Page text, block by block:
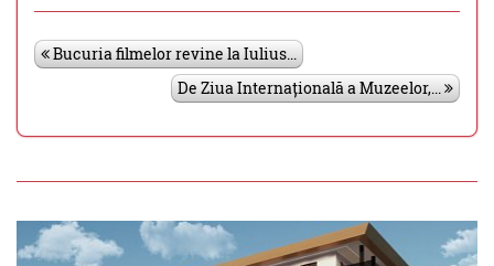
Bucuria filmelor revine la Iulius...
De Ziua Internațională a Muzeelor,...